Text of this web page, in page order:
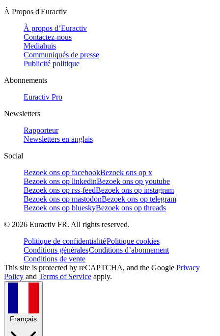
À Propos d'Euractiv
À propos d’Euractiv
Contactez-nous
Mediahuis
Communiqués de presse
Publicité politique
Abonnements
Euractiv Pro
Newsletters
Rapporteur
Newsletters en anglais
Social
Bezoek ons op facebookBezoek ons op x
Bezoek ons op linkedinBezoek ons op youtube
Bezoek ons op rss-feedBezoek ons op instagram
Bezoek ons op mastodonBezoek ons op telegram
Bezoek ons op blueskyBezoek ons op threads
© 2026 Euractiv FR. All rights reserved.
Politique de confidentialitéPolitique cookies
Conditions généralesConditions d’abonnement
Conditions de vente
This site is protected by reCAPTCHA, and the Google Privacy
Policy and Terms of Service apply.
Français